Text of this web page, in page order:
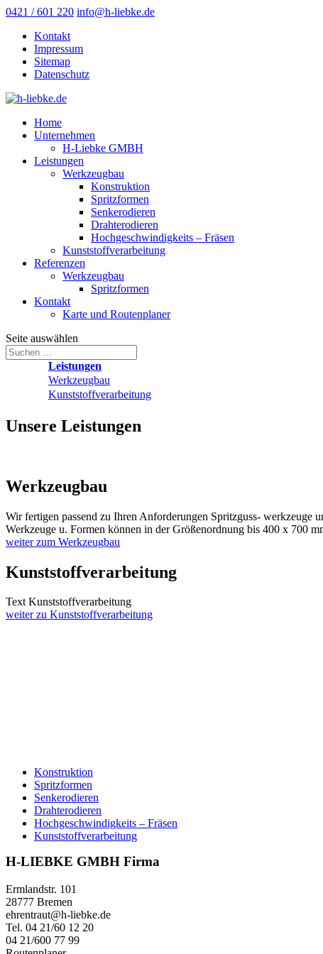
0421 / 601 220 info@h-liebke.de
Kontakt
Impressum
Sitemap
Datenschutz
Home
Unternehmen
H-Liebke GMBH
Leistungen
Werkzeugbau
Konstruktion
Spritzformen
Senkerodieren
Drahterodieren
Hochgeschwindigkeits – Fräsen
Kunststoffverarbeitung
Referenzen
Werkzeugbau
Spritzformen
Kontakt
Karte und Routenplaner
Seite auswählen
Leistungen
Werkzeugbau
Kunststoffverarbeitung
Unsere Leistungen
Werkzeugbau
Wir fertigen passend zu Ihren Anforderungen Spritzguss- werkzeuge
Werkzeuge u. Formen können in der Größenordnung bis 400 x 700
weiter zum Werkzeugbau
Kunststoffverarbeitung
Text Kunststoffverarbeitung
weiter zu Kunststoffverarbeitung
Konstruktion
Spritzformen
Senkerodieren
Drahterodieren
Hochgeschwindigkeits – Fräsen
Kunststoffverarbeitung
H-LIEBKE GMBH Firma
Ermlandstr. 101
28777 Bremen
ehrentraut@h-liebke.de
Tel. 04 21/60 12 20
04 21/600 77 99